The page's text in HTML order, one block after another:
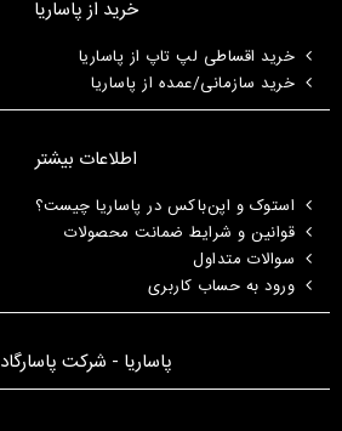
خرید از پاساریا
خرید اقساطی لپ تاپ از پاساریا
خرید سازمانی/عمده از پاساریا
اطلاعات بیشتر
استوک و اپن‌باکس در پاساریا چیست؟
قوانین و شرایط ضمانت محصولات
سوالات متداول
ورود به حساب کاربری
پاساریا - شرکت پاسارگاد